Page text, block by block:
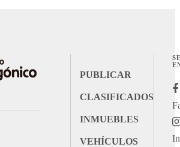
PUBLICAR
CLASIFICADOS
INMUEBLES
VEHÍCULOS